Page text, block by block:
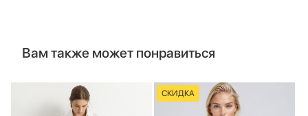
Вам также может понравиться
СКИДКА